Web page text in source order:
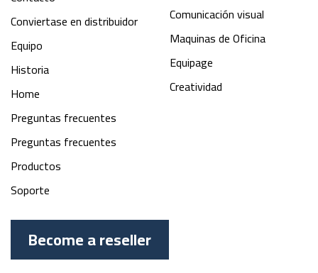
Conviertase en distribuidor
Equipo
Historia
Home
Preguntas frecuentes
Preguntas frecuentes
Productos
Soporte
Comunicación visual
Maquinas de Oficina
Equipage
Creatividad
Become a reseller